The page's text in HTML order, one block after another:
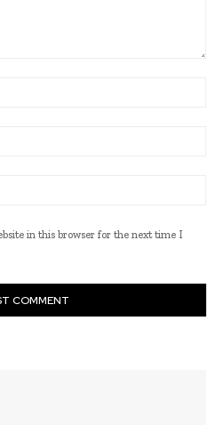
in this browser for the next time I